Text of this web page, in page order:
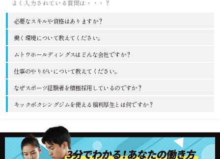
必要なスキルや資格はありますか？
働く環境について教えてください。
ムトウホールディングスはどんな会社ですか？
仕事のやりがいについて教えてください。
なぜスポーツ経験者を積極採用しているのですか？
キックボクシングジムを使える福利厚生とは何ですか？